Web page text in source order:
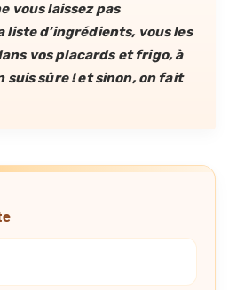
vous laissez pas
liste d’ingrédients, vous les
vos placards et frigo, à
suis sûre ! et sinon, on fait